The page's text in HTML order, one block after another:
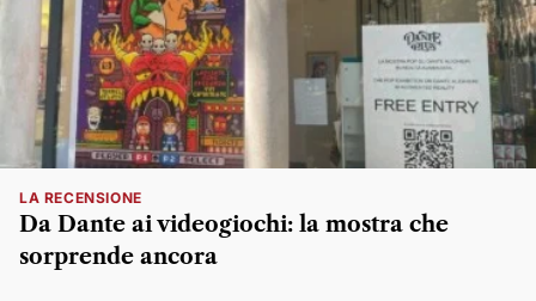
LA RECENSIONE
Da Dante ai videogiochi: la mostra che
sorprende ancora